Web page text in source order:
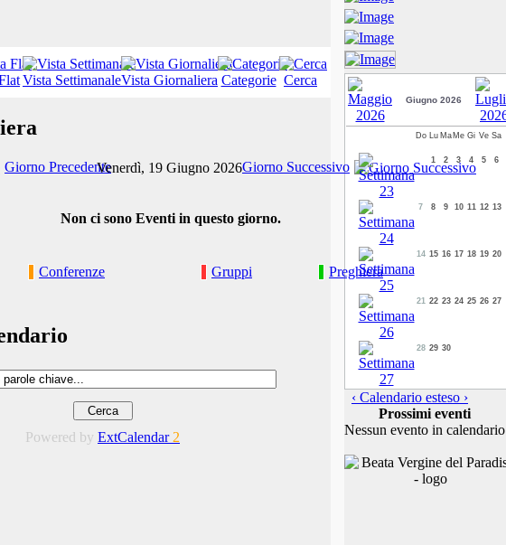
Vista SettimanaleVista Giornaliera Categorie Cerca
Giorno PrecedenteVenerdì, 19 Giugno 2026Giorno Successivo
Non ci sono Eventi in questo giorno.
Conferenze Gruppi
Preghiera
Powered by ExtCalendar 2
Giugno 2026
Do Lu Ma Me Gi Ve Sa
1 2 3 4 5 6
7 8 9 10 11 12 13
14 15 16 17 18 19 20
21 22 23 24 25 26 27
28 29 30
‹ Calendario esteso ›
Prossimi eventi
Nessun evento in calendario